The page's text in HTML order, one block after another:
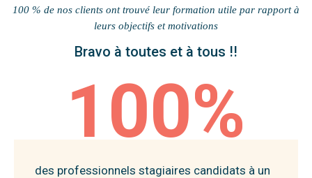
100 % de nos clients ont trouvé leur formation utile par rapport à
leurs objectifs et motivations
Bravo à toutes et à tous !!
100%
des professionnels stagiaires candidats à un